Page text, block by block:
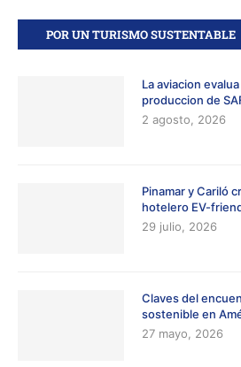
POR UN TURISMO SUSTENTABLE
La aviacion
produccion de
2 agosto, 2026
Pinamar y Cariló
hotelero EV-
29 julio, 2026
Claves del
sostenible en
27 mayo, 2026